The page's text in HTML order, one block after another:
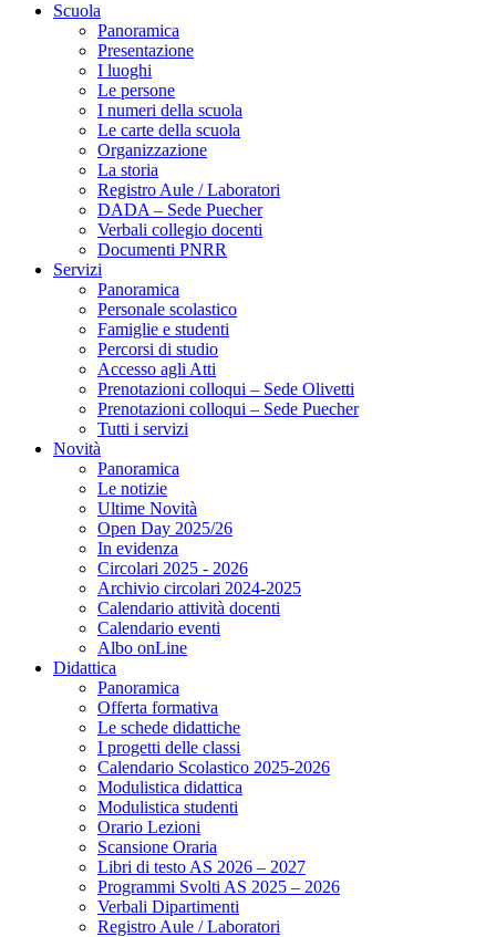
Scuola
Panoramica
Presentazione
I luoghi
Le persone
I numeri della scuola
Le carte della scuola
Organizzazione
La storia
Registro Aule / Laboratori
DADA – Sede Puecher
Verbali collegio docenti
Documenti PNRR
Servizi
Panoramica
Personale scolastico
Famiglie e studenti
Percorsi di studio
Accesso agli Atti
Prenotazioni colloqui – Sede Olivetti
Prenotazioni colloqui – Sede Puecher
Tutti i servizi
Novità
Panoramica
Le notizie
Ultime Novità
Open Day 2025/26
In evidenza
Circolari 2025 - 2026
Archivio circolari 2024-2025
Calendario attività docenti
Calendario eventi
Albo onLine
Didattica
Panoramica
Offerta formativa
Le schede didattiche
I progetti delle classi
Calendario Scolastico 2025-2026
Modulistica didattica
Modulistica studenti
Orario Lezioni
Scansione Oraria
Libri di testo AS 2026 – 2027
Programmi Svolti AS 2025 – 2026
Verbali Dipartimenti
Registro Aule / Laboratori